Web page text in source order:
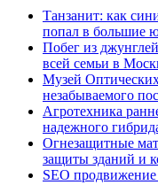
Танзанит: как
попал в большие
Побег из
всей семьи в
Музей
незабываемого
Агротехника
надежного
Огнезащитные
защиты зданий и
SEO